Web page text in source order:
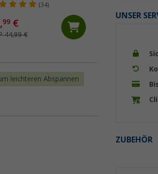
UNSER
ZUBEHÖR
(34)
99 €
44,99 €
leichteren Abspannen